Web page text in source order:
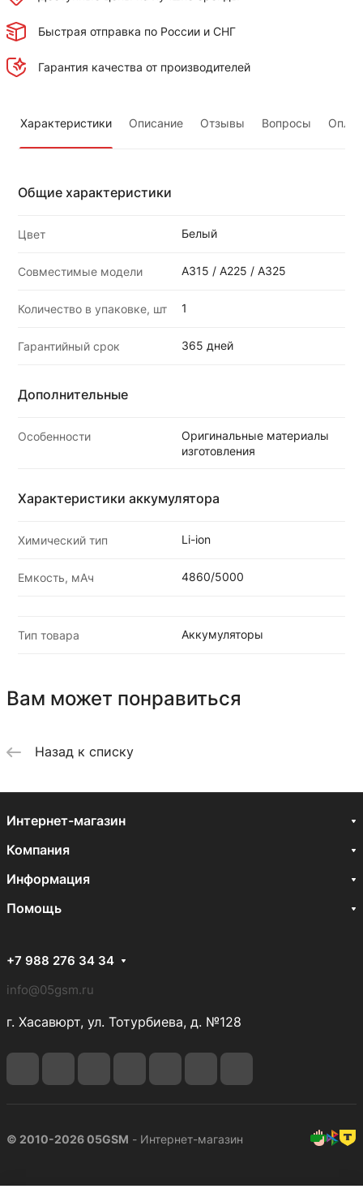
Быстрая отправка по России и СНГ
Гарантия качества от производителей
Характеристики Описание Отзывы Вопросы
Общие характеристики
Цвет Белый
Совместимые модели A315 / A225 / A325
Количество в упаковке, шт 1
Гарантийный срок 365 дней
Дополнительные
Особенности
Оригинальные материалы
изготовления
Характеристики аккумулятора
Химический тип Li-ion
Емкость, мАч 4860/5000
Тип товара Аккумуляторы
Вам может понравиться
Назад к списку
Интернет-магазин
Компания
Информация
Помощь
+7 988 276 34 34
info@05gsm.ru
г. Хасавюрт, ул. Тотурбиева, д. №128
© 2010-2026 05GSM - Интернет-магазин